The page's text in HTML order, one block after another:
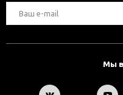
Мы